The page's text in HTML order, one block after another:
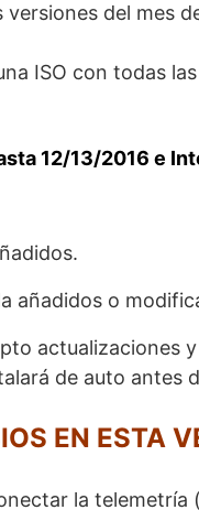
versiones del mes
ISO con todas
12/13/2016 e
añadidos o
actualizaciones y
de auto antes
EN ESTA
la